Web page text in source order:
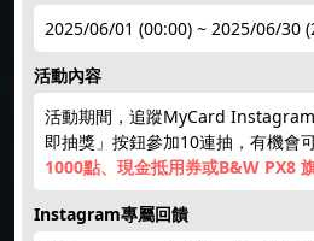
簽到禮1
hot
限時加碼
hot
2025/06/01 (00:00) ~ 2025/06/30
活動內容
活動期間，追蹤MyCard
即抽獎」按鈕參加10連抽，有機會
1000點、現金抵用券或B&W PX8
Instagram專屬回饋